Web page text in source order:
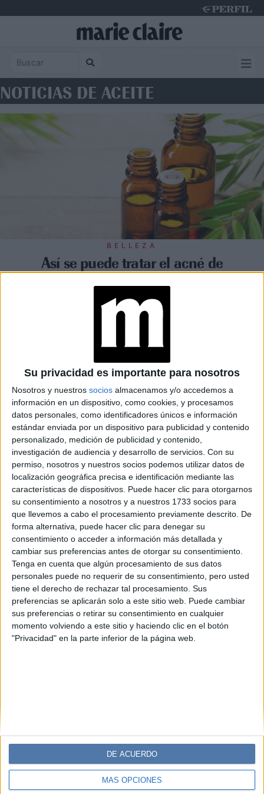
Su privacidad es importante para nosotros
Nosotros y nuestros socios almacenamos y/o accedemos a
información en un dispositivo, como cookies, y procesamos
datos personales, como identificadores únicos e información
estándar enviada por un dispositivo para publicidad y contenido
personalizado, medición de publicidad y contenido,
investigación de audiencia y desarrollo de servicios. Con su
permiso, nosotros y nuestros socios podemos utilizar datos de
localización geográfica precisa e identificación mediante las
características de dispositivos. Puede hacer clic para otorgarnos
su consentimiento a nosotros y a nuestros 1733 socios para
que llevemos a cabo el procesamiento previamente descrito. De
forma alternativa, puede hacer clic para denegar su
consentimiento o acceder a información más detallada y
cambiar sus preferencias antes de otorgar su consentimiento.
Tenga en cuenta que algún procesamiento de sus datos
personales puede no requerir de su consentimiento, pero usted
tiene el derecho de rechazar tal procesamiento. Sus
preferencias se aplicarán solo a este sitio web. Puede cambiar
sus preferencias o retirar su consentimiento en cualquier
momento volviendo a este sitio y haciendo clic en el botón
"Privacidad" en la parte inferior de la página web.
MÁS OPCIONES
DE ACUERDO
NOTICIAS DE ACEITE
BELLEZA
Así se puede tratar el acné de
forma natural durante el
invierno
VIRAL10-07-2025 16:51
Aceite de romero: todo sobre la
tendencia capilar de TikTok y para
qué sirve
Los usuarios de la red social convirtieron en viral el uso
del aceite esencial de la planta aromática para mejorar el
crecimiento y la salud capilar. Descubrí sus propiedades y
cómo usarlo.